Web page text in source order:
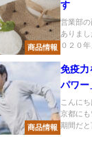
商品情報
す
営業部
ありま
０２０
商品情報
免疫力
パワー
こんに
京都に
期間だと